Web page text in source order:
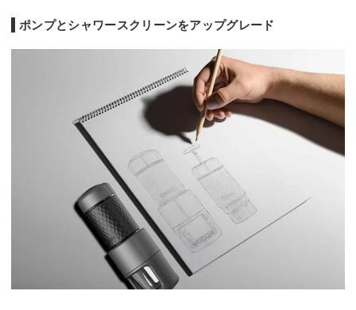
ポンプとシャワースクリーンをアップグレード